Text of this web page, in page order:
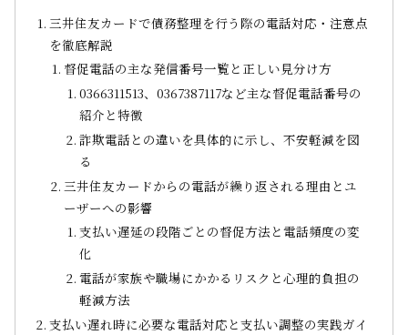
三井住友カードで債務整理を行う際の電話対応・注意点
を徹底解説
督促電話の主な発信番号一覧と正しい見分け方
0366311513、0367387117など主な督促電話番号の
紹介と特徴
詐欺電話との違いを具体的に示し、不安軽減を図
る
三井住友カードからの電話が繰り返される理由とユ
ーザーへの影響
支払い遅延の段階ごとの督促方法と電話頻度の変
化
電話が家族や職場にかかるリスクと心理的負担の
軽減方法
支払い遅れ時に必要な電話対応と支払い調整の実践ガイ